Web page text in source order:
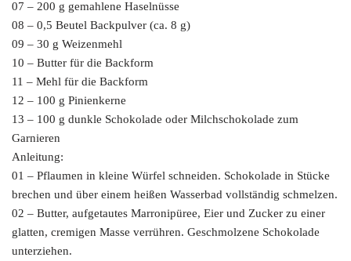
07 – 200 g gemahlene Haselnüsse
08 – 0,5 Beutel Backpulver (ca. 8 g)
09 – 30 g Weizenmehl
10 – Butter für die Backform
11 – Mehl für die Backform
12 – 100 g Pinienkerne
13 – 100 g dunkle Schokolade oder Milchschokolade zum
Garnieren
Anleitung:
01 – Pflaumen in kleine Würfel schneiden. Schokolade in Stücke
brechen und über einem heißen Wasserbad vollständig schmelzen.
02 – Butter, aufgetautes Marronipüree, Eier und Zucker zu einer
glatten, cremigen Masse verrühren. Geschmolzene Schokolade
unterziehen.